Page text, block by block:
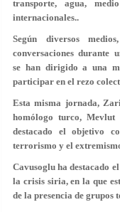
transporte, agua,
internacionales..
Según diversos
conversaciones durante
se han dirigido a una
participar en el rezo
Esta misma jornada,
homólogo turco, Mevlut
destacado el objetivo
terrorismo y el
Cavusoglu ha destacado
la crisis siria, en la que
de la presencia de